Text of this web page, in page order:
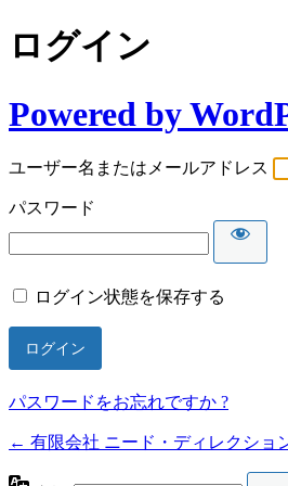
ログイン
Powered by
ユーザー名またはメールアドレス
パスワード
ログイン状態を保存する
パスワードをお忘れですか ?
← 有限会社 ニード・ディレクショ